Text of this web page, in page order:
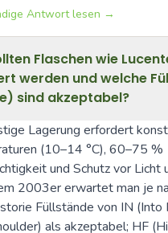
Antwort lesen →
Flaschen wie
werden und welche
sind akzeptabel?
Lagerung erfordert
(10–14 °C), 60–75 %
und Schutz vor Licht
2003er erwartet man je
Füllstände von IN (Into
als akzeptabel; HF